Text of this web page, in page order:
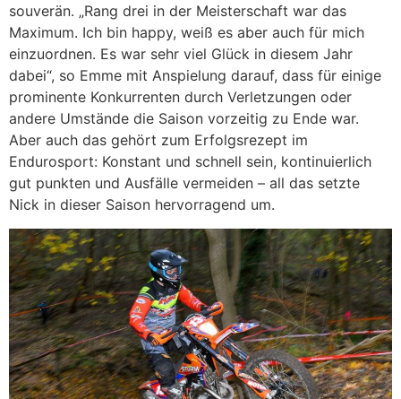
souverän. „Rang drei in der Meisterschaft war das
Maximum. Ich bin happy, weiß es aber auch für mich
einzuordnen. Es war sehr viel Glück in diesem Jahr
dabei“, so Emme mit Anspielung darauf, dass für einige
prominente Konkurrenten durch Verletzungen oder
andere Umstände die Saison vorzeitig zu Ende war.
Aber auch das gehört zum Erfolgsrezept im
Endurosport: Konstant und schnell sein, kontinuierlich
gut punkten und Ausfälle vermeiden – all das setzte
Nick in dieser Saison hervorragend um.